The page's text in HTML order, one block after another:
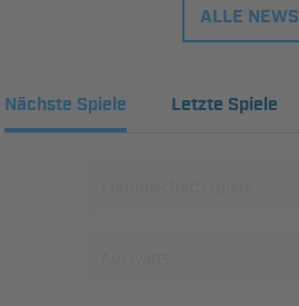
ALLE NEWS
Nächste Spiele Letzte Spiele